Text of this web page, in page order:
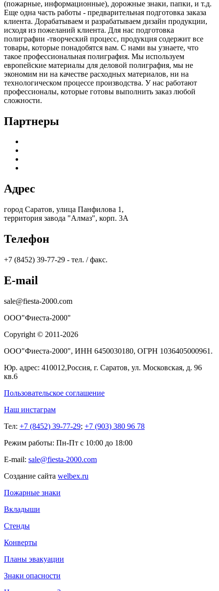
(пожарные, информационные), дорожные знаки, папки, и т.д.
Еще одна часть работы - предварительная подготовка заказа
клиента. Дорабатываем и разрабатываем дизайн продукции,
исходя из пожеланий клиента. Для нас подготовка
полиграфии -творческий процесс, продукция содержит все
товары, которые понадобятся вам. С нами вы узнаете, что
такое профессиональная полиграфия. Мы используем
европейские материалы для деловой полиграфия, мы не
экономим ни на качестве расходных материалов, ни на
технологическом процессе производства. У нас работают
профессионалы, которые готовы выполнить заказ любой
сложности.
Партнеры
Адрес
город Саратов, улица Панфилова 1,
территория завода "Алмаз", корп. 3А
Телефон
+7 (8452) 39-77-29 - тел. / факс.
E-mail
sale@fiesta-2000.com
ООО"Фиеста-2000"
Copyright © 2011-2026
ООО"Фиеста-2000", ИНН 6450030180, ОГРН 1036405000961.
Юр. адрес: 410012,Россия, г. Саратов, ул. Московская, д. 96
кв.6
Пользовательское соглашение
Наш инстаграм
Тел: +7 (8452) 39-77-29; +7 (903) 380 96 78
Режим работы: Пн-Пт с 10:00 до 18:00
E-mail: sale@fiesta-2000.com
Создание сайта welbex.ru
Пожарные знаки
Вкладыши
Стенды
Конверты
Планы эвакуации
Знаки опасности